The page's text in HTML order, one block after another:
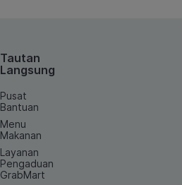
Tautan
Langsung
Pusat
Bantuan
Menu
Makanan
Layanan
Pengaduan
GrabMart